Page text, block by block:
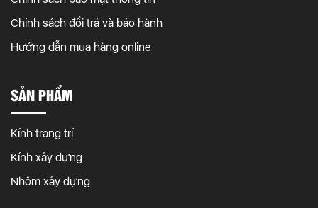
Chính sách đổi trả và bảo hành
Hướng dẫn mua hàng online
SẢN PHẨM
Kính trang trí
Kính xây dựng
Nhôm xây dựng